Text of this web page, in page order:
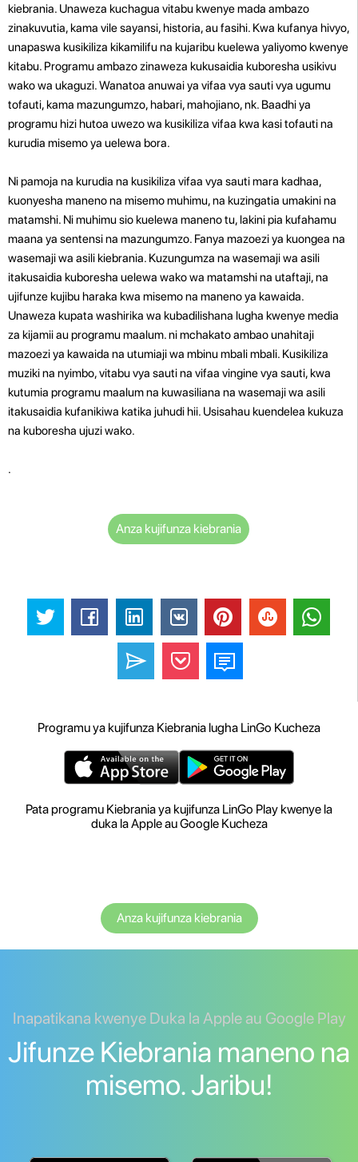
kiebrania. Unaweza kuchagua vitabu kwenye mada ambazo
zinakuvutia, kama vile sayansi, historia, au fasihi. Kwa kufanya hivyo,
unapaswa kusikiliza kikamilifu na kujaribu kuelewa yaliyomo kwenye
kitabu. Programu ambazo zinaweza kukusaidia kuboresha usikivu
wako wa ukaguzi. Wanatoa anuwai ya vifaa vya sauti vya ugumu
tofauti, kama mazungumzo, habari, mahojiano, nk. Baadhi ya
programu hizi hutoa uwezo wa kusikiliza vifaa kwa kasi tofauti na
kurudia misemo ya uelewa bora.
Ni pamoja na kurudia na kusikiliza vifaa vya sauti mara kadhaa,
kuonyesha maneno na misemo muhimu, na kuzingatia umakini na
matamshi. Ni muhimu sio kuelewa maneno tu, lakini pia kufahamu
maana ya sentensi na mazungumzo. Fanya mazoezi ya kuongea na
wasemaji wa asili kiebrania. Kuzungumza na wasemaji wa asili
itakusaidia kuboresha uelewa wako wa matamshi na utaftaji, na
ujifunze kujibu haraka kwa misemo na maneno ya kawaida.
Unaweza kupata washirika wa kubadilishana lugha kwenye media
za kijamii au programu maalum. ni mchakato ambao unahitaji
mazoezi ya kawaida na utumiaji wa mbinu mbali mbali. Kusikiliza
muziki na nyimbo, vitabu vya sauti na vifaa vingine vya sauti, kwa
kutumia programu maalum na kuwasiliana na wasemaji wa asili
itakusaidia kufanikiwa katika juhudi hii. Usisahau kuendelea kukuza
na kuboresha ujuzi wako.
.
Anza kujifunza kiebrania
Programu ya kujifunza Kiebrania lugha LinGo Kucheza
Pata programu Kiebrania ya kujifunza LinGo Play kwenye la
duka la Apple au Google Kucheza
Anza kujifunza kiebrania
Inapatikana kwenye Duka la Apple au Google Play
Jifunze Kiebrania maneno na
misemo. Jaribu!